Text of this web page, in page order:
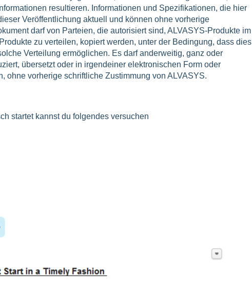
resultieren. Informationen und Spezifikationen, die hier
Veröffentlichung aktuell und können ohne vorherige
darf von Parteien, die autorisiert sind, ALVASYS-Produkte im
zu verteilen, kopiert werden, unter der Bedingung, dass dies
Verteilung ermöglichen. Es darf anderweitig, ganz oder
übersetzt oder in irgendeiner elektronischen Form oder
ohne vorherige schriftliche Zustimmung von ALVASYS.
startet kannst du folgendes versuchen